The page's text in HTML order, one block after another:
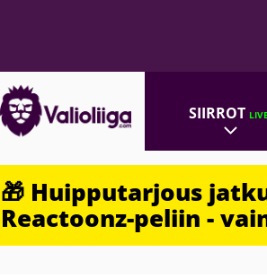
SIIRROT
🎁 Huipputarjous
Reactoonz-peliin -